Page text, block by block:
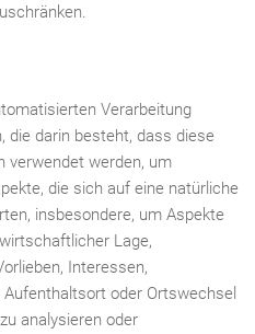
Verarbeitung
die darin besteht, dass diese
verwendet werden, um
die sich auf eine natürliche
insbesondere, um Aspekte
Lage,
Interessen,
oder Ortswechsel
analysieren oder